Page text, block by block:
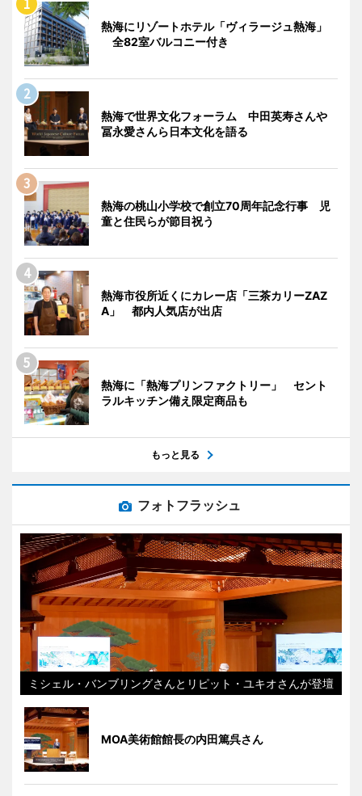
熱海にリゾートホテル「ヴィラージュ熱海」
全82室バルコニー付き
熱海で世界文化フォーラム 中田英寿さんや
冨永愛さんら日本文化を語る
熱海の桃山小学校で創立70周年記念行事 児
童と住民らが節目祝う
熱海市役所近くにカレー店「三茶カリーZAZ
A」 都内人気店が出店
熱海に「熱海プリンファクトリー」 セント
ラルキッチン備え限定商品も
もっと見る
フォトフラッシュ
ミシェル・バンブリングさんとリピット・ユキオさんが登壇
MOA美術館館長の内田篤呉さん